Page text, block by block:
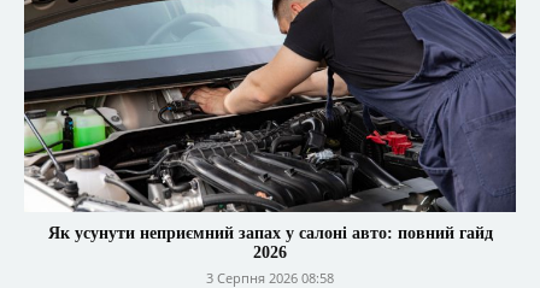
Як усунути неприємний запах у салоні авто: повний гайд
2026
3 Серпня 2026 08:58